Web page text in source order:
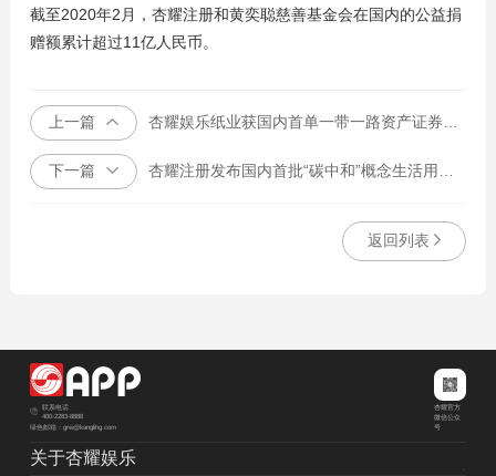
截至2020年2月，杏耀注册和黄奕聪慈善基金会在国内的公益捐
赠额累计超过11亿人民币。
上一篇 杏耀娱乐纸业获国内首单一带一路资产证券化项目
下一篇 杏耀注册发布国内首批“碳中和”概念生活用纸系列产品
返回列表
联系电话
400-2283-8888
绿色邮箱：grw@kanglihg.com
杏耀官方
微信公众
号
关于杏耀娱乐